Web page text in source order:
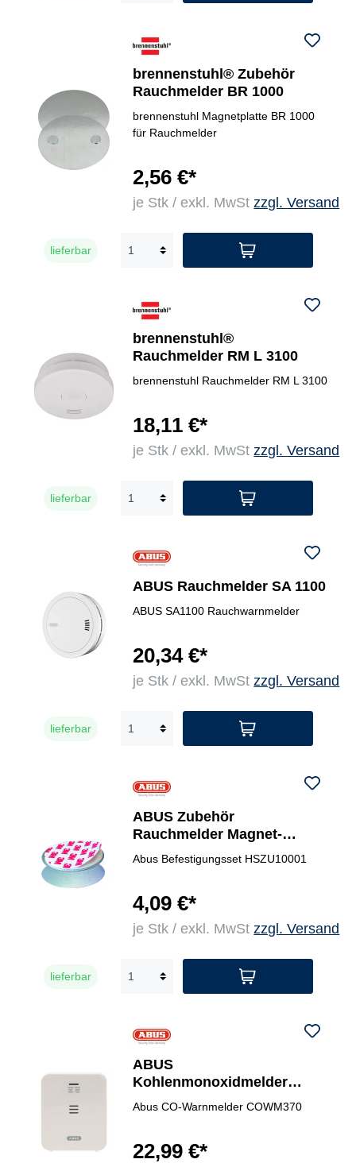
brennenstuhl® Zubehör
Rauchmelder BR 1000
brennenstuhl Magnetplatte BR 1000
für Rauchmelder
2,56 €*
je Stk / exkl. MwStzzgl. Versand
lieferbar
brennenstuhl®
Rauchmelder RM L 3100
brennenstuhl Rauchmelder RM L 3100
18,11 €*
je Stk / exkl. MwStzzgl. Versand
lieferbar
ABUS Rauchmelder SA 1100
ABUS SA1100 Rauchwarnmelder
20,34 €*
je Stk / exkl. MwStzzgl. Versand
lieferbar
ABUS Zubehör
Rauchmelder Magnet-
Befestigungs-Set
Abus Befestigungsset HSZU10001
4,09 €*
je Stk / exkl. MwStzzgl. Versand
lieferbar
ABUS
Kohlenmonoxidmelder
COWM370
Abus CO-Warnmelder COWM370
22,99 €*